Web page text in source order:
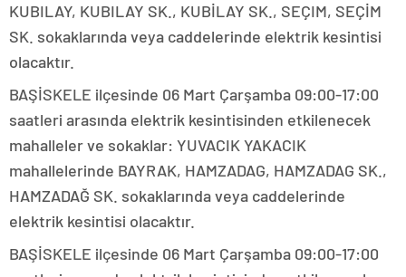
KUBILAY, KUBILAY SK., KUBİLAY SK., SEÇIM, SEÇİM
SK. sokaklarında veya caddelerinde elektrik kesintisi
olacaktır.
BAŞİSKELE ilçesinde 06 Mart Çarşamba 09:00-17:00
saatleri arasında elektrik kesintisinden etkilenecek
mahalleler ve sokaklar: YUVACIK YAKACIK
mahallelerinde BAYRAK, HAMZADAG, HAMZADAG SK.,
HAMZADAĞ SK. sokaklarında veya caddelerinde
elektrik kesintisi olacaktır.
BAŞİSKELE ilçesinde 06 Mart Çarşamba 09:00-17:00